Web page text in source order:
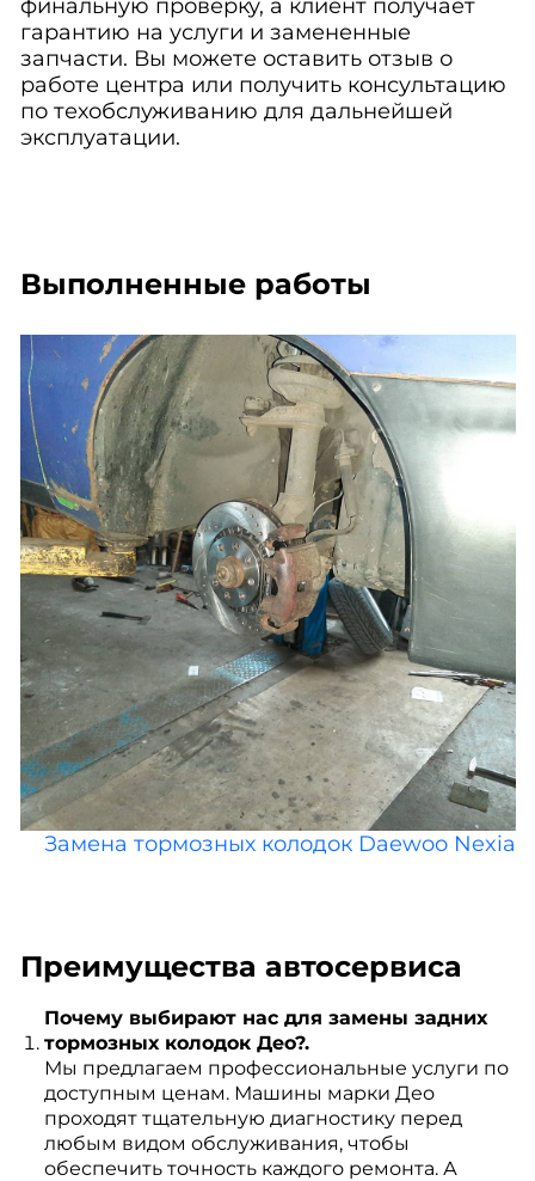
финальную проверку, а клиент получает
гарантию на услуги и замененные
запчасти. Вы можете оставить отзыв о
работе центра или получить консультацию
по техобслуживанию для дальнейшей
эксплуатации.
Выполненные работы
Замена тормозных колодок Daewoo Nexia
Преимущества автосервиса
Почему выбирают нас для замены задних
тормозных колодок Део?.
Мы предлагаем профессиональные услуги по
доступным ценам. Машины марки Део
проходят тщательную диагностику перед
любым видом обслуживания, чтобы
обеспечить точность каждого ремонта. А